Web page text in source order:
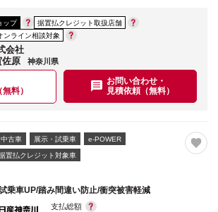
ップ
据置払クレジット取扱店舗
ンライン相談対象
会社
佐原
神奈川県
料）
お問い合わせ・
見積依頼（無料）
古車 展示・試乗車 e-POWER
置払クレジット対象車
乗車UP/踏み間違い防止/衝突被害軽減
支払総額